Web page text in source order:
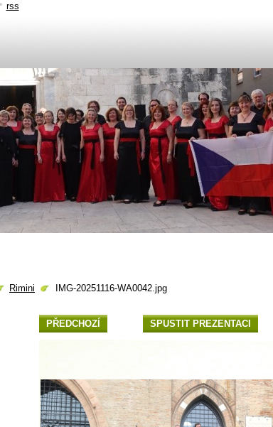
Rimini IMG-20251116-WA0042.jpg
PŘEDCHOZÍ SPUSTIT PREZENTACI
rss